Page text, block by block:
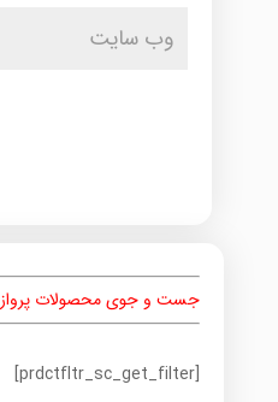
جست و جوی محصولات پرواز
[prdctfltr_sc_get_filter]